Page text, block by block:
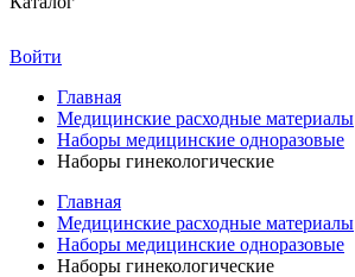
Войти
Главная
Медицинские расходные материалы
Наборы медицинские одноразовые
Наборы гинекологические
Главная
Медицинские расходные материалы
Наборы медицинские одноразовые
Наборы гинекологические